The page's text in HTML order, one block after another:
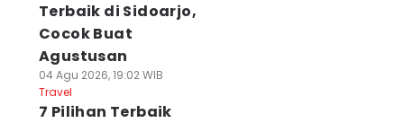
Terbaik di Sidoarjo,
Cocok Buat
Agustusan
04 Agu 2026, 19:02 WIB
Travel
7 Pilihan Terbaik